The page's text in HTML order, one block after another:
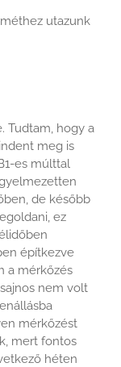
utazunk
Tudtam, hogy a
meg is
es múlttal
de később
ez
építkezve
a mérkőzés
nem volt
mérkőzést
mert fontos
héten